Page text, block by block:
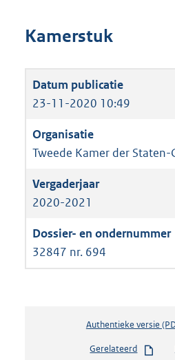
Kamerstuk
23-11-2020 10:49
Tweede Kamer der Staten-
2020-2021
32847 nr. 694
Authentieke versie
Gerelateerd